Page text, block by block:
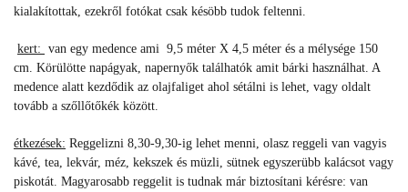
kialakítottak, ezekről fotókat csak késöbb tudok feltenni.
kert: van egy medence ami 9,5 méter X 4,5 méter és a mélysége 150
cm. Körülötte napágyak, napernyők találhatók amit bárki használhat. A
medence alatt kezdődik az olajfaliget ahol sétálni is lehet, vagy oldalt
tovább a szőllőtőkék között.
étkezések: Reggelizni 8,30-9,30-ig lehet menni, olasz reggeli van vagyis
kávé, tea, lekvár, méz, kekszek és müzli, sütnek egyszerübb kalácsot vagy
piskotát. Magyarosabb reggelit is tudnak már biztosítani kérésre: van